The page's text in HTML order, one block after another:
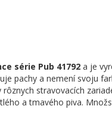
série Pub 41792 a je
pachy a nemení svoju
stravovacích
a tmavého piva.